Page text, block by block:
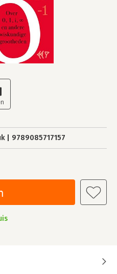
9789085717157